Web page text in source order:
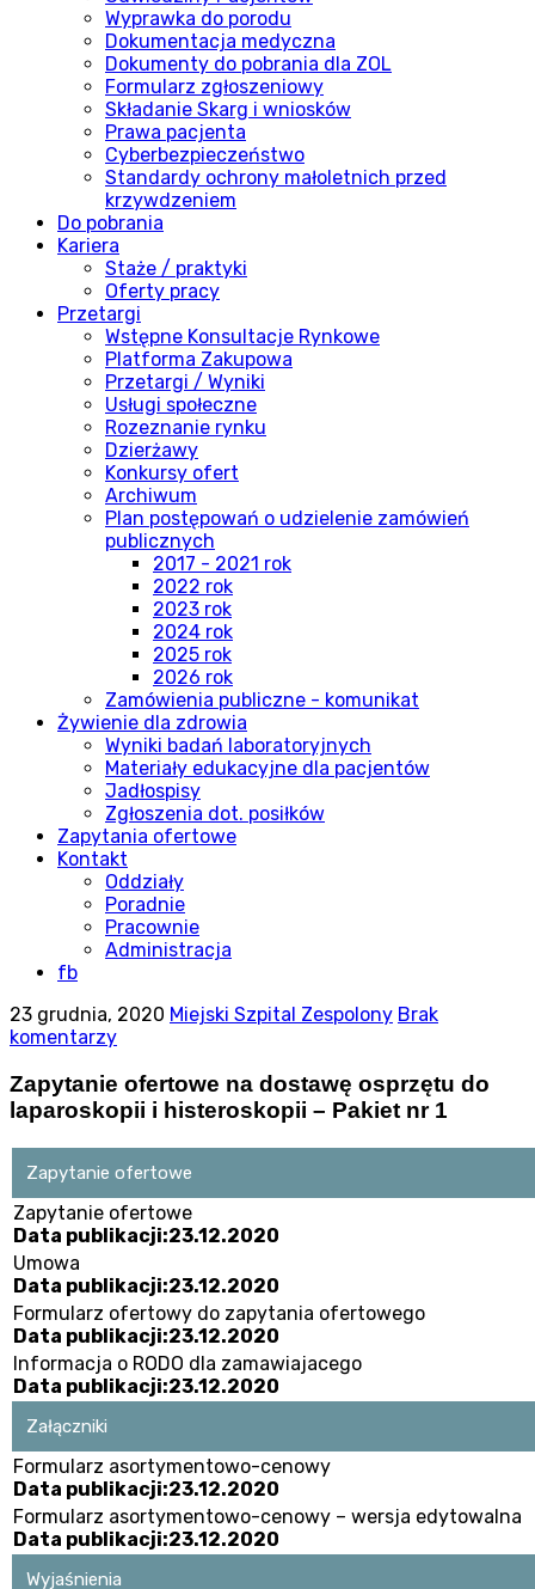
Wyprawka do porodu
Dokumentacja medyczna
Dokumenty do pobrania dla ZOL
Formularz zgłoszeniowy
Składanie Skarg i wniosków
Prawa pacjenta
Cyberbezpieczeństwo
Standardy ochrony małoletnich przed
krzywdzeniem
Do pobrania
Kariera
Staże / praktyki
Oferty pracy
Przetargi
Wstępne Konsultacje Rynkowe
Platforma Zakupowa
Przetargi / Wyniki
Usługi społeczne
Rozeznanie rynku
Dzierżawy
Konkursy ofert
Archiwum
Plan postępowań o udzielenie zamówień
publicznych
2017 - 2021 rok
2022 rok
2023 rok
2024 rok
2025 rok
2026 rok
Zamówienia publiczne - komunikat
Żywienie dla zdrowia
Wyniki badań laboratoryjnych
Materiały edukacyjne dla pacjentów
Jadłospisy
Zgłoszenia dot. posiłków
Zapytania ofertowe
Kontakt
Oddziały
Poradnie
Pracownie
Administracja
fb
23 grudnia, 2020 Miejski Szpital Zespolony Brak
komentarzy
Zapytanie ofertowe na dostawę osprzętu do
laparoskopii i histeroskopii – Pakiet nr 1
Zapytanie ofertowe
Zapytanie ofertowe
Data publikacji:23.12.2020
Umowa
Data publikacji:23.12.2020
Formularz ofertowy do zapytania ofertowego
Data publikacji:23.12.2020
Informacja o RODO dla zamawiajacego
Data publikacji:23.12.2020
Załączniki
Formularz asortymentowo-cenowy
Data publikacji:23.12.2020
Formularz asortymentowo-cenowy – wersja edytowalna
Data publikacji:23.12.2020
Wyjaśnienia